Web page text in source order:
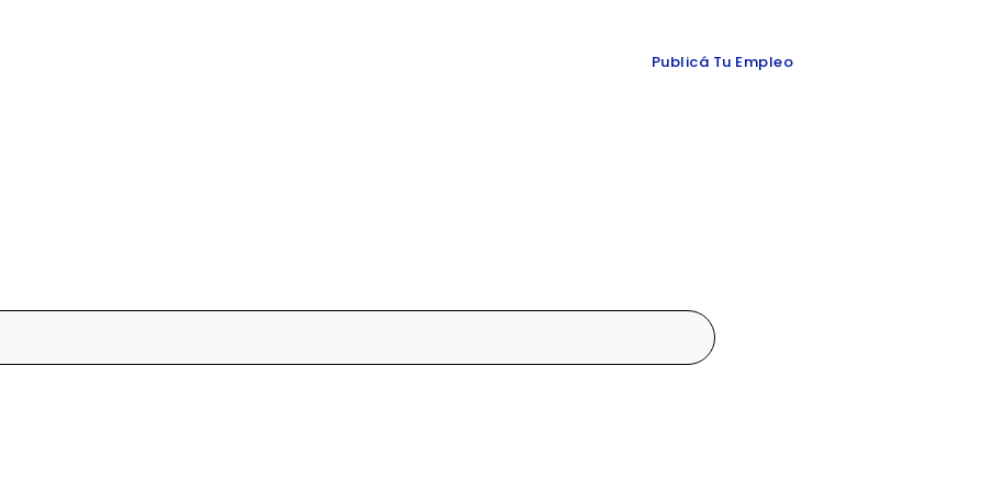
Publicá Tu Empleo